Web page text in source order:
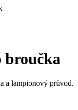
broučka
a lampionový průvod.